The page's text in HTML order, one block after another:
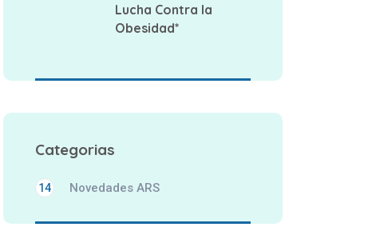
Lucha Contra la
Obesidad*
Categorias
Novedades ARS
14